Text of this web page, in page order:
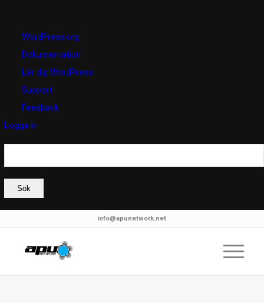
WordPress
WordPress.org
Dokumentation
Lär dig WordPress
Support
Feedback
Logga in
Sök
info@apunetwork.net